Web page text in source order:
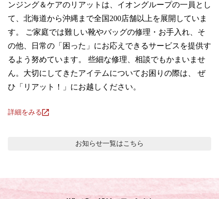
ンジング＆ケアのリアットは、イオングループの一員とし
て、北海道から沖縄まで全国200店舗以上を展開していま
す。 ご家庭では難しい靴やバッグの修理・お手入れ、そ
の他、日常の「困った」にお応えできるサービスを提供す
るよう努めています。 些細な修理、相談でもかまいませ
ん。大切にしてきたアイテムについてお困りの際は、 ぜ
ひ「リアット！」にお越しください。
詳細をみる
お知らせ一覧はこちら